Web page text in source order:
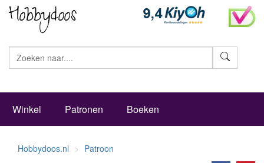
Winkel Patronen Boeken
Hobbydoos.nl Patroon